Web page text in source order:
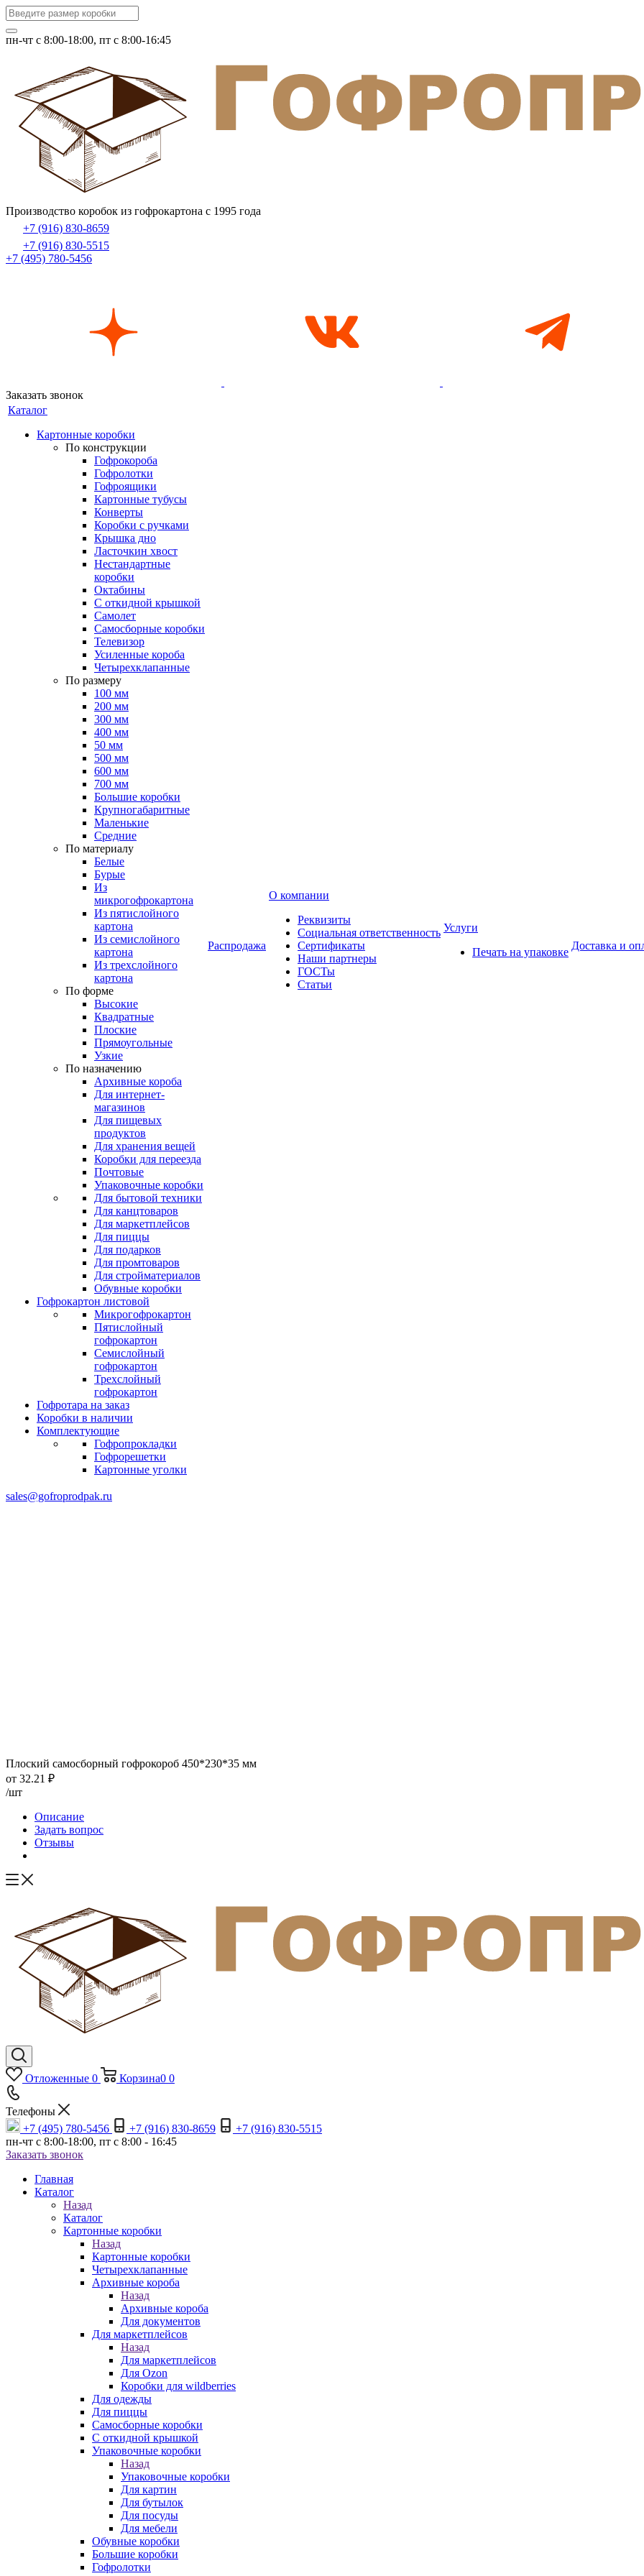
пн-чт c 8:00-18:00, пт с 8:00-16:45
Производство коробок из гофрокартона с 1995 года
+7 (916) 830-8659
+7 (916) 830-5515
+7 (495) 780-5456
Заказать звонок
Каталог
Картонные коробки
По конструкции
Гофрокороба
Гофролотки
Гофроящики
Картонные тубусы
Конверты
Коробки с ручками
Крышка дно
Ласточкин хвост
Нестандартные
коробки
Октабины
С откидной крышкой
Самолет
Самосборные коробки
Телевизор
Усиленные короба
Четырехклапанные
По размеру
100 мм
200 мм
300 мм
400 мм
50 мм
500 мм
600 мм
700 мм
Большие коробки
Крупногабаритные
Маленькие
Средние
По материалу
Белые
Бурые
Из
микрогофрокартона
Из пятислойного
картона
Из семислойного
картона
Из трехслойного
картона
По форме
Высокие
Квадратные
Плоские
Прямоугольные
Узкие
По назначению
Архивные короба
Для интернет-
магазинов
Для пищевых
продуктов
Для хранения вещей
Коробки для переезда
Почтовые
Упаковочные коробки
Для бытовой техники
Для канцтоваров
Для маркетплейсов
Для пиццы
Для подарков
Для промтоваров
Для стройматериалов
Обувные коробки
Гофрокартон листовой
Микрогофрокартон
Пятислойный
гофрокартон
Семислойный
гофрокартон
Трехслойный
гофрокартон
Гофротара на заказ
Коробки в наличии
Комплектующие
Гофропрокладки
Гофрорешетки
Картонные уголки
Распродажа
О компании
Реквизиты
Социальная ответственность
Сертификаты
Наши партнеры
ГОСТы
Статьи
Услуги
Печать на упаковке
Доставка и
sales@gofroprodpak.ru
Плоский самосборный гофрокороб 450*230*35 мм
от 32.21 ₽
/шт
Описание
Задать вопрос
Отзывы
Отложенные 0 Корзина0 0
Телефоны
+7 (495) 780-5456
+7 (916) 830-8659
+7 (916) 830-5515
пн-чт c 8:00-18:00, пт с 8:00 - 16:45
Заказать звонок
Главная
Каталог
Назад
Каталог
Картонные коробки
Назад
Картонные коробки
Четырехклапанные
Архивные короба
Назад
Архивные короба
Для документов
Для маркетплейсов
Назад
Для маркетплейсов
Для Ozon
Коробки для wildberries
Для одежды
Для пиццы
Самосборные коробки
С откидной крышкой
Упаковочные коробки
Назад
Упаковочные коробки
Для картин
Для бутылок
Для посуды
Для мебели
Обувные коробки
Большие коробки
Гофролотки